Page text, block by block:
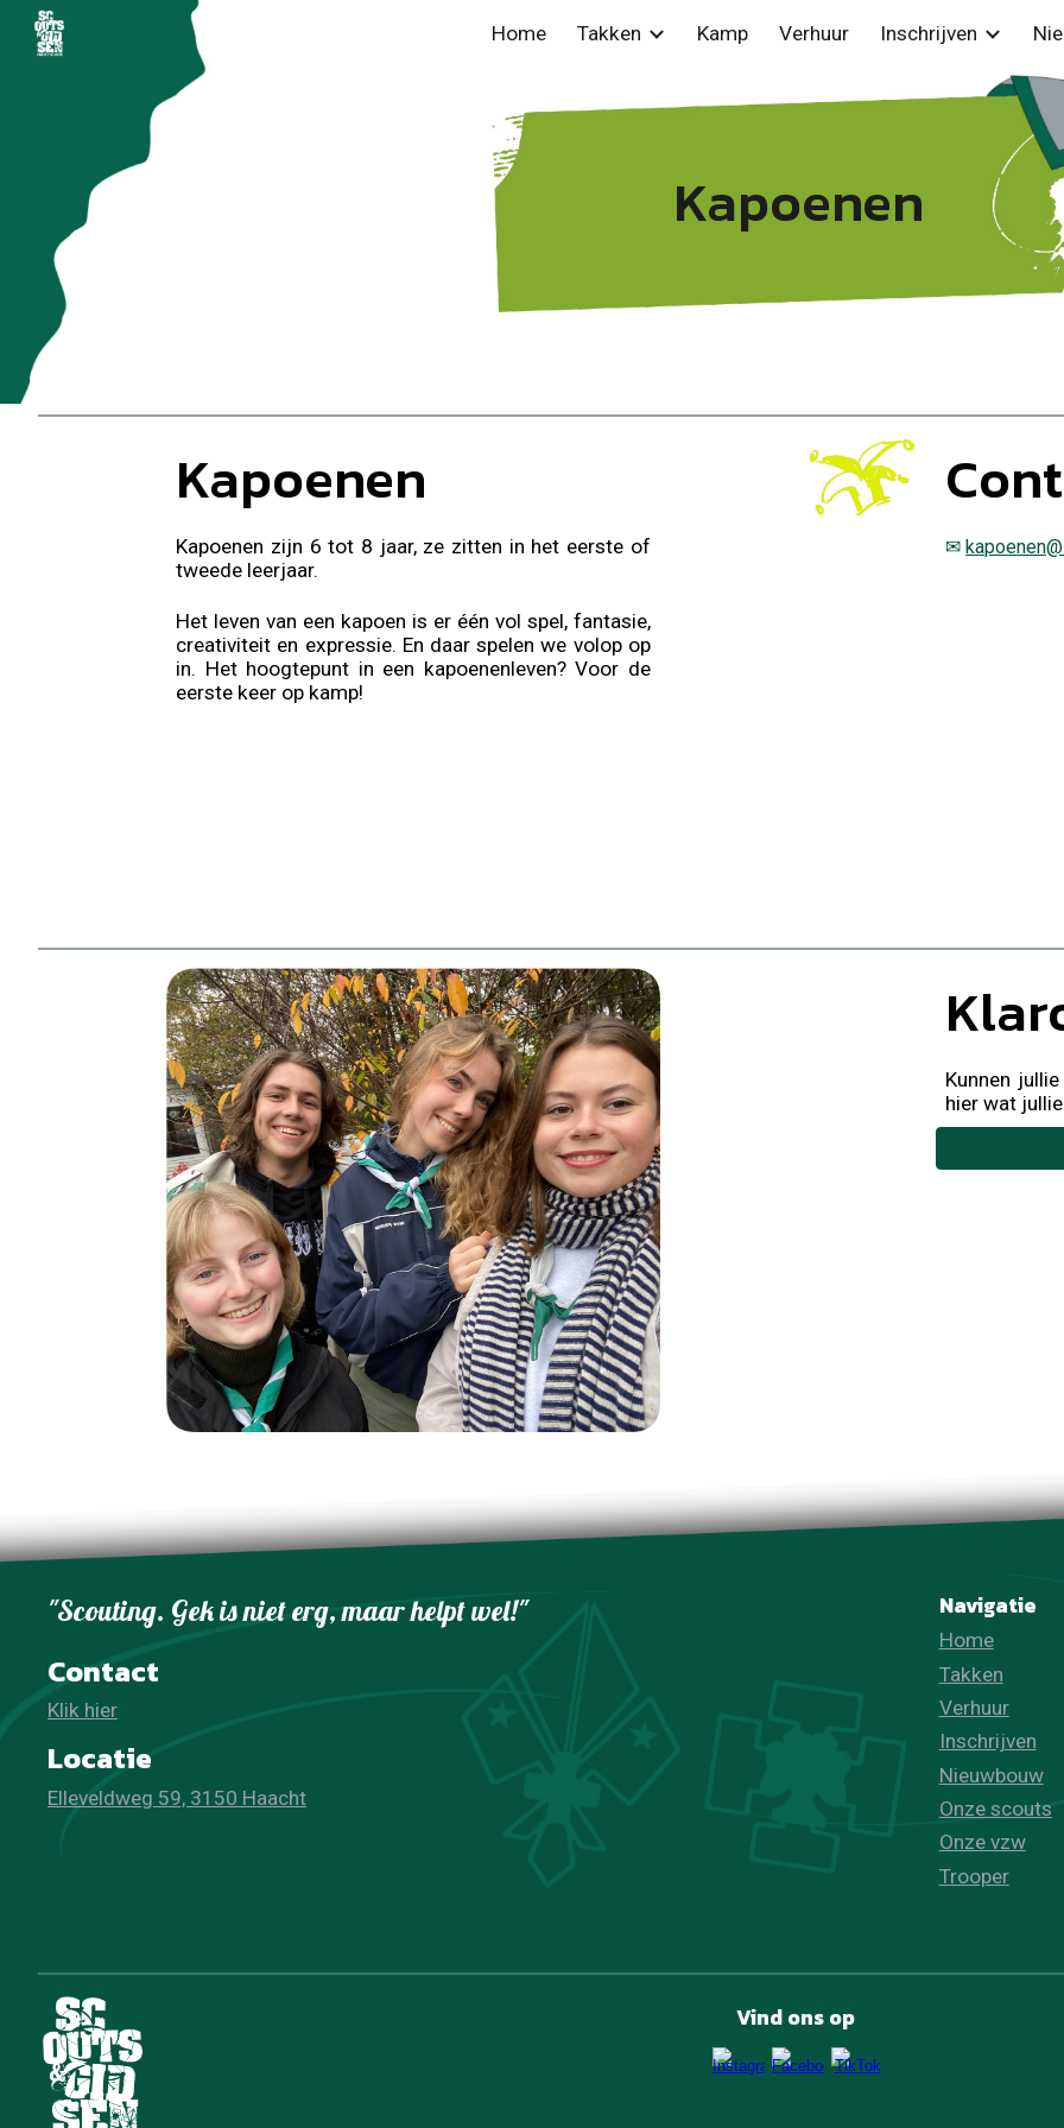
Skip to main content Skip to
Home Takken Kamp Verhuur Inschrijven
Kapoenen
Kapoenen
Kapoenen zijn 6 tot 8 jaar, ze zitten in het eerste of
tweede leerjaar.
Het leven van een kapoen is er één vol spel, fantasie,
creativiteit en expressie. En daar spelen we volop op
in. Het hoogtepunt in een kapoenenleven? Voor de
eerste keer op kamp!
✉
Kunnen
hier wat
"Scouting. Gek is niet erg, maar helpt wel!"
Contact
Klik hier
Locatie
Elleveldweg 59, 3150 Haacht
Navigatie
Home
Takken
Verhuur
Inschrijven
Nieuwbouw
Onze scouts
Onze vzw
Trooper
Vind ons op